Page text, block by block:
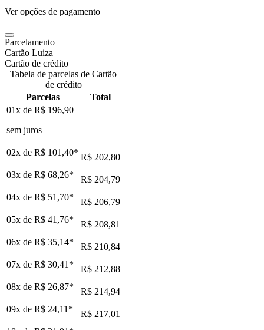
Ver opções de pagamento
Parcelamento
Cartão Luiza
Cartão de crédito
Tabela de parcelas de Cartão
de crédito
Parcelas
Total
01x de R$ 196,90
sem juros
02x de R$ 101,40* R$ 202,80
03x de R$ 68,26*
R$ 204,79
04x de R$ 51,70*
R$ 206,79
05x de R$ 41,76*
R$ 208,81
06x de R$ 35,14*
R$ 210,84
07x de R$ 30,41 *
R$ 212,88
08x de R$ 26,87*
R$ 214,94
09x de R$ 24,11 *
R$ 217,01